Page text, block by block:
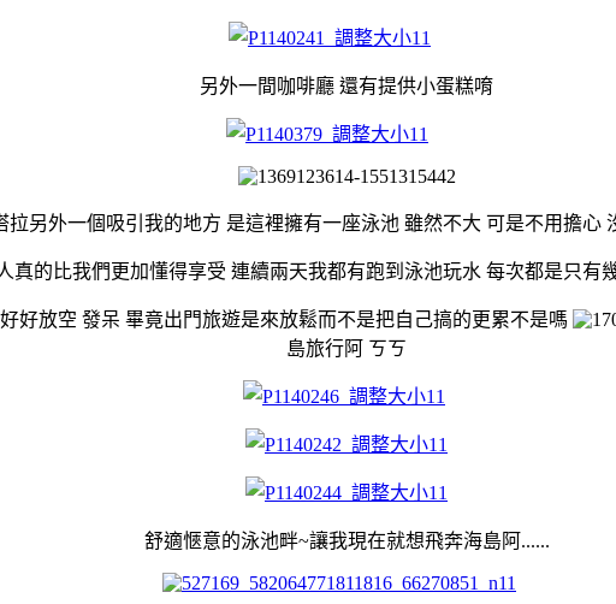
另外一間咖啡廳 還有提供小蛋糕唷
拉另外一個吸引我的地方 是這裡擁有一座泳池 雖然不大 可是不用擔心
真的比我們更加懂得享受 連續兩天我都有跑到泳池玩水 每次都是只有
好放空 發呆 畢竟出門旅遊是來放鬆而不是把自己搞的更累不是嗎
島旅行阿 ㄎㄎ
舒適愜意的泳池畔~讓我現在就想飛奔海島阿......